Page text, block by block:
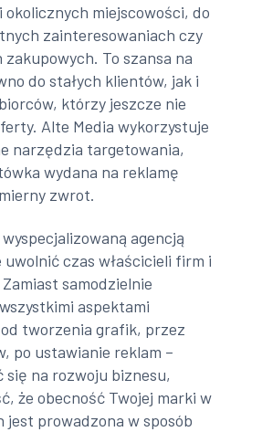
okolicznych miejscowości, do
zainteresowaniach czy
To szansa na
do stałych klientów, jak i
którzy jeszcze nie
Alte Media wykorzystuje
narzędzia targetowania,
wydana na reklamę
zwrot.
agencją
uwolnić czas właścicieli firm i
samodzielnie
aspektami
tworzenia grafik, przez
po ustawianie reklam –
się na rozwoju biznesu,
że obecność Twojej marki w
jest prowadzona w sposób